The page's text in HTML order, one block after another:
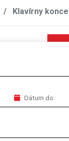
Klavírny